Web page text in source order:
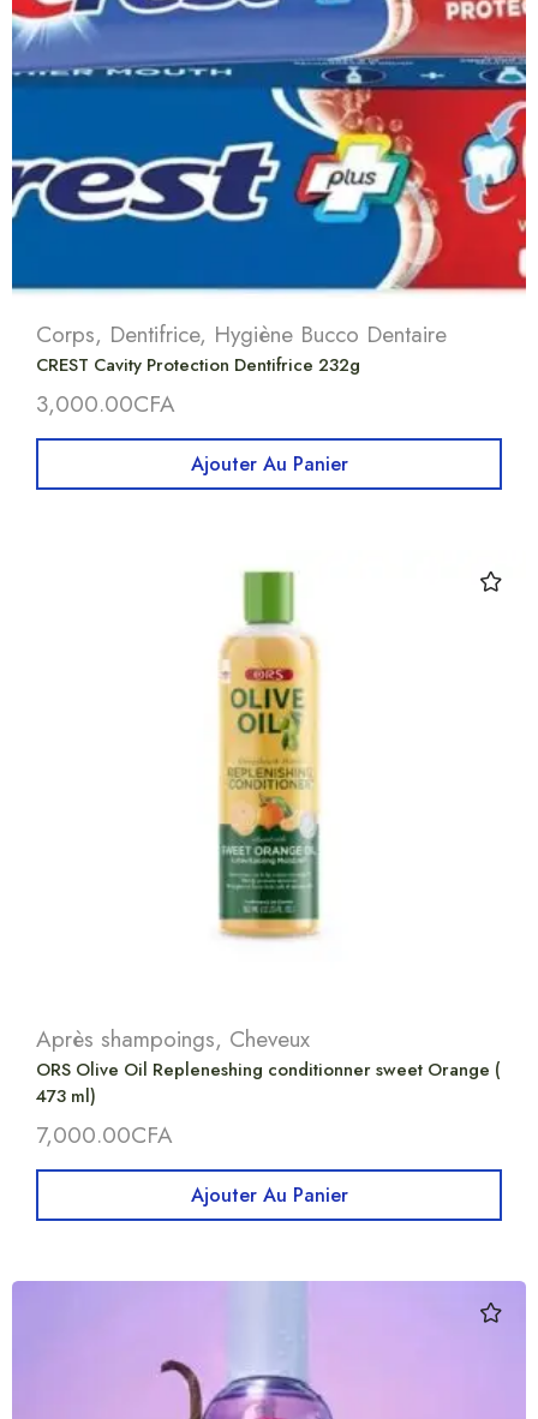
Corps, Dentifrice, Hygiène Bucco Dentaire
CREST Cavity Protection Dentifrice 232g
3,000.00CFA
Ajouter Au Panier
Après shampoings, Cheveux
ORS Olive Oil Repleneshing conditionner sweet Orange (
473 ml)
7,000.00CFA
Ajouter Au Panier